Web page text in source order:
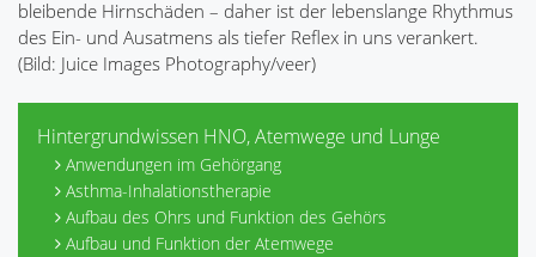
bleibende Hirnschäden – daher ist der lebenslange Rhythmus
des Ein- und Ausatmens als tiefer Reflex in uns verankert.
(Bild: Juice Images Photography/veer)
Hintergrundwissen HNO, Atemwege und Lunge
Anwendungen im Gehörgang
Asthma-Inhalationstherapie
Aufbau des Ohrs und Funktion des Gehörs
Aufbau und Funktion der Atemwege